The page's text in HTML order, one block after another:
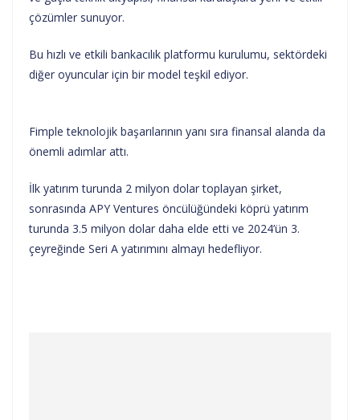
çözümler sunuyor.
Bu hızlı ve etkili bankacılık platformu kurulumu, sektördeki
diğer oyuncular için bir model teşkil ediyor.
Fimple teknolojik başarılarının yanı sıra finansal alanda da
önemli adımlar attı.
İlk yatırım turunda 2 milyon dolar toplayan şirket,
sonrasında APY Ventures öncülüğündeki köprü yatırım
turunda 3.5 milyon dolar daha elde etti ve 2024’ün 3.
çeyreğinde Seri A yatırımını almayı hedefliyor.